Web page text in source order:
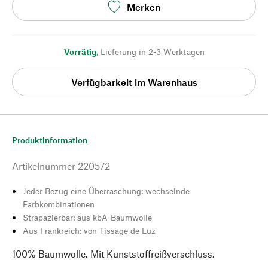
Merken
Vorrätig, Lieferung in 2-3 Werktagen
Verfügbarkeit im Warenhaus
Produktinformation
Artikelnummer 220572
Jeder Bezug eine Überraschung: wechselnde
Farbkombinationen
Strapazierbar: aus kbA-Baumwolle
Aus Frankreich: von Tissage de Luz
100% Baumwolle. Mit Kunststoffreißverschluss.